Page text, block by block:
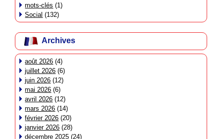
mots-clés (1)
Social (132)
Archives
août 2026 (4)
juillet 2026 (6)
juin 2026 (12)
mai 2026 (6)
avril 2026 (12)
mars 2026 (14)
février 2026 (20)
janvier 2026 (28)
décembre 2025 (24)